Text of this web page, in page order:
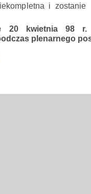
i zostanie
20 kwietnia 98
plenarnego